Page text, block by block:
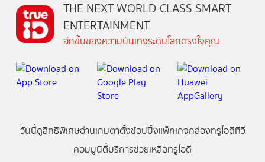
THE NEXT WORLD-CLASS SMART
ENTERTAINMENT
อีกขั้นของความบันเทิงระดับโลกตรงใจคุณ
วันนี้ดูสิทธิพิเศษอ่านเกมตาตั้งช้อปปิ้งแพ็กเกจกล่องทรูไอดีทีวี
คอมมูนิตี้บริการช่วยเหลือทรูไอดี